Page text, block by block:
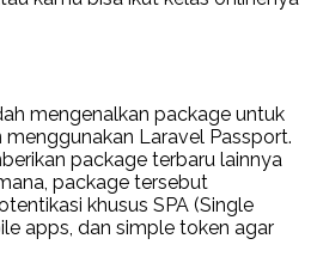
mengenalkan package untuk
Laravel Passport.
package terbaru lainnya
package tersebut
khusus SPA (Single
apps, dan simple token agar